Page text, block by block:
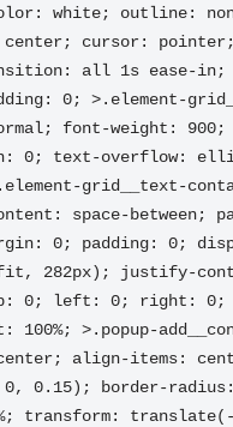
white; outline:
center; cursor:
all 1s ease-in;
0; >.element-
font-weight: 900;
0; text-overflow:
grid__text-
space-between;
0; padding: 0;
fit, 282px); justify-
0; left: 0; right: 0;
>.popup-
align-items:
0, 0.15); border-
transform: translate(-